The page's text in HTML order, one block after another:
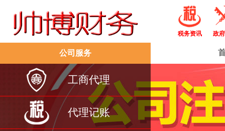
税务资讯 政
公司服务
工商代理
代理记账